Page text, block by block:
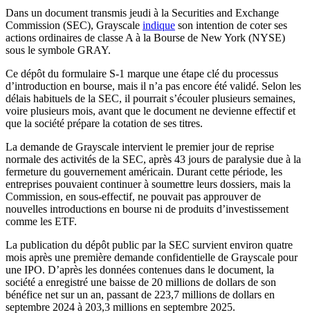
Dans un document transmis jeudi à la Securities and Exchange
Commission (SEC), Grayscale indique son intention de coter ses
actions ordinaires de classe A à la Bourse de New York (NYSE)
sous le symbole GRAY.
Ce dépôt du formulaire S-1 marque une étape clé du processus
d’introduction en bourse, mais il n’a pas encore été validé. Selon les
délais habituels de la SEC, il pourrait s’écouler plusieurs semaines,
voire plusieurs mois, avant que le document ne devienne effectif et
que la société prépare la cotation de ses titres.
La demande de Grayscale intervient le premier jour de reprise
normale des activités de la SEC, après 43 jours de paralysie due à la
fermeture du gouvernement américain. Durant cette période, les
entreprises pouvaient continuer à soumettre leurs dossiers, mais la
Commission, en sous-effectif, ne pouvait pas approuver de
nouvelles introductions en bourse ni de produits d’investissement
comme les ETF.
La publication du dépôt public par la SEC survient environ quatre
mois après une première demande confidentielle de Grayscale pour
une IPO. D’après les données contenues dans le document, la
société a enregistré une baisse de 20 millions de dollars de son
bénéfice net sur un an, passant de 223,7 millions de dollars en
septembre 2024 à 203,3 millions en septembre 2025.